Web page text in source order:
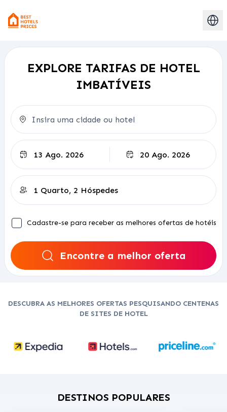
EXPLORE TARIFAS DE HOTEL
IMBATÍVEIS
Cadastre-se para receber as melhores ofertas de hotéis
Encontre a melhor oferta
DESCUBRA AS MELHORES OFERTAS PESQUISANDO CENTENAS
DE SITES DE HOTEL
DESTINOS POPULARES